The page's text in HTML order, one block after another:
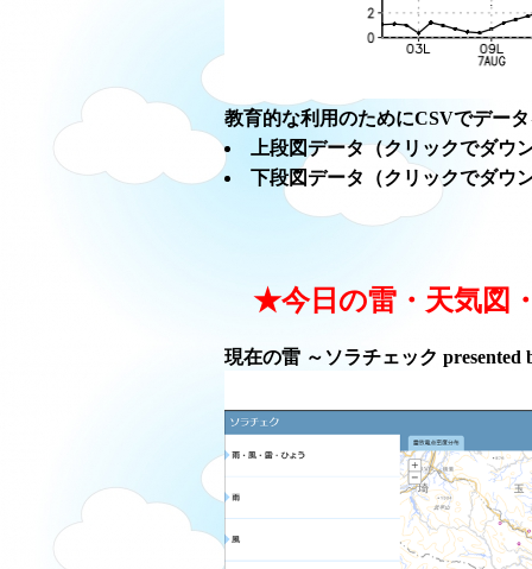
教育的な利用のためにCSVでデー
上段図データ（クリックでダウ
下段図データ（クリックでダウ
★今日の雷・天気図
現在の雷 ～ソラチェック presented